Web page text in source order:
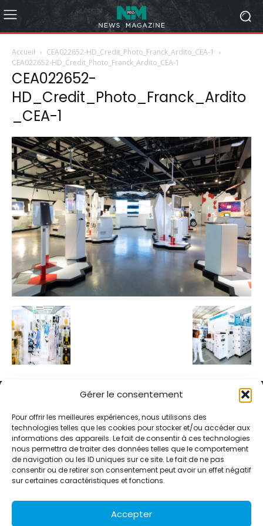
Gérer le consentement
Pour offrir les meilleures expériences, nous utilisons des
technologies telles que les cookies pour stocker et/ou accéder aux
informations des appareils. Le fait de consentir à ces technologies
nous permettra de traiter des données telles que le comportement
de navigation ou les ID uniques sur ce site. Le fait de ne pas
consentir ou de retirer son consentement peut avoir un effet négatif
sur certaines caractéristiques et fonctions.
Accepter
Accueil
CEA022652-HD_Credit_Photo_Franck_Ardito_CEA-1
CEA022652-HD_Credit_Photo_Franck_Ardito_CEA-1
CEA022652-
HD_Credit_Photo_Franck_Ardito
_CEA-1
Alternative Média est une agence de relations presse et de
relations publiques basée à Grenoble. Depuis 1995, elle conçoit et
pilote des stratégies de visibilité en France et à l’international
grâce à un réseau d’agences partenaires.